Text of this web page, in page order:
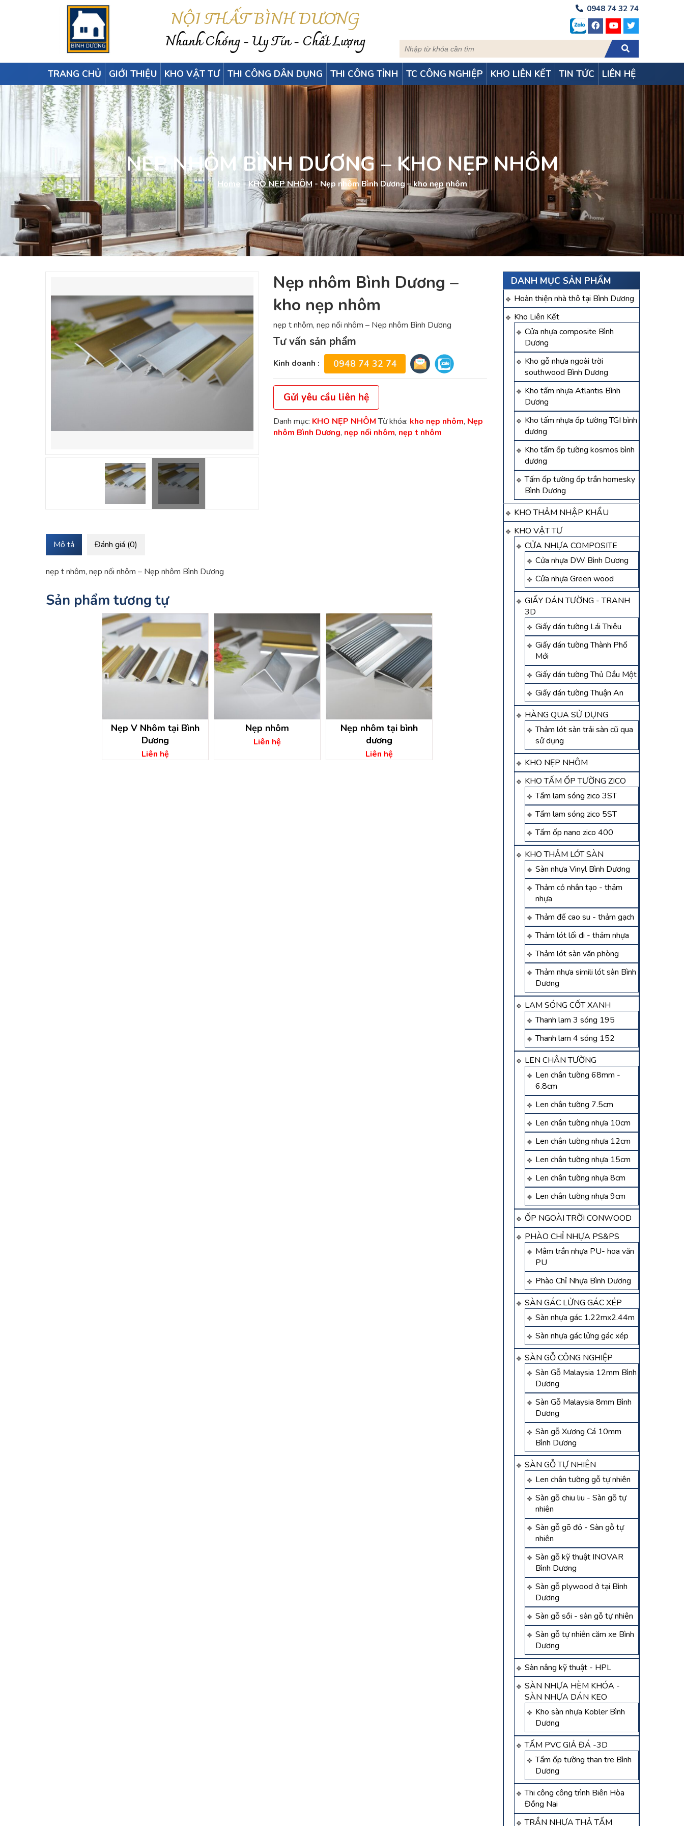
NỘI THẤT BÌNH DƯƠNG
Nhanh Chóng - Uy Tín - Chất Lượng
0948 74 32 74
TRANG CHỦ GIỚI THIỆU KHO VẬT TƯ THI CÔNG DÂN DỤNG THI CÔNG TỈNH TC CÔNG NGHIỆP KHO LIÊN KẾT TIN TỨC LIÊN HỆ
NẸP NHÔM BÌNH DƯƠNG – KHO NẸP NHÔM
Home-KHO NẸP NHÔM- Nẹp nhôm Bình Dương – kho nẹp nhôm
DANH MỤC SẢN PHẨM
Hoàn thiện nhà thô tại Bình Dương
Kho Liên Kết
Cửa nhựa composite Bình
Dương
Kho gỗ nhựa ngoài trời
southwood Bình Dương
Kho tấm nhựa Atlantis Bình
Dương
Kho tấm nhựa ốp tường TGI bình
dương
Kho tấm ốp tường kosmos bình
dương
Tấm ốp tường ốp trần homesky
Bình Dương
KHO THẢM NHẬP KHẨU
KHO VẬT TƯ
CỬA NHỰA COMPOSITE
Cửa nhựa DW Bình Dương
Cửa nhựa Green wood
GIẤY DÁN TƯỜNG - TRANH
3D
Giấy dán tường Lái Thiêu
Giấy dán tường Thành Phố
Mới
Giấy dán tường Thủ Dầu Một
Giấy dán tường Thuận An
HÀNG QUA SỬ DỤNG
Thảm lót sàn trải sàn cũ qua
sử dụng
KHO NẸP NHÔM
KHO TẤM ỐP TƯỜNG ZICO
Tấm lam sóng zico 3ST
Tấm lam sóng zico 5ST
Tấm ốp nano zico 400
KHO THẢM LÓT SÀN
Sàn nhựa Vinyl Bình Dương
Thảm cỏ nhân tạo - thảm
nhựa
Thảm đế cao su - thảm gạch
Thảm lót lối đi - thảm nhựa
Thảm lót sàn văn phòng
Thảm nhựa simili lót sàn Bình
Dương
LAM SÓNG CỐT XANH
Thanh lam 3 sóng 195
Thanh lam 4 sóng 152
LEN CHÂN TƯỜNG
Len chân tường 68mm -
6.8cm
Len chân tường 7.5cm
Len chân tường nhựa 10cm
Len chân tường nhựa 12cm
Len chân tường nhựa 15cm
Len chân tường nhựa 8cm
Len chân tường nhựa 9cm
ỐP NGOÀI TRỜI CONWOOD
PHÀO CHỈ NHỰA PS&PS
Mâm trần nhựa PU- hoa văn
PU
Phào Chỉ Nhựa Bình Dương
SÀN GÁC LỬNG GÁC XÉP
Sàn nhựa gác 1.22mx2.44m
Sàn nhựa gác lửng gác xép
SÀN GỖ CÔNG NGHIỆP
Sàn Gỗ Malaysia 12mm Bình
Dương
Sàn Gỗ Malaysia 8mm Bình
Dương
Sàn gỗ Xương Cá 10mm
Bình Dương
SÀN GỖ TỰ NHIÊN
Len chân tường gỗ tự nhiên
Sàn gỗ chiu liu - Sàn gỗ tự
nhiên
Sàn gỗ gõ đỏ - Sàn gỗ tự
nhiên
Sàn gỗ kỹ thuật INOVAR
Bình Dương
Sàn gỗ plywood ở tại Bình
Dương
Sàn gỗ sồi - sàn gỗ tự nhiên
Sàn gỗ tự nhiên căm xe Bình
Dương
Sàn nâng kỹ thuật - HPL
SÀN NHỰA HÈM KHÓA -
SÀN NHỰA DÁN KEO
Kho sàn nhựa Kobler Bình
Dương
TẤM PVC GIẢ ĐÁ -3D
Tấm ốp tường than tre Bình
Dương
Thi công công trình Biên Hòa
Đồng Nai
TRẦN NHỰA THẢ TẤM
Nẹp nhôm Bình Dương –
kho nẹp nhôm
nẹp t nhôm, nẹp nối nhôm – Nẹp nhôm Bình Dương
Tư vấn sản phẩm
Kinh doanh : 0948 74 32 74
Gửi yêu cầu liên hệ
Danh mục: KHO NẸP NHÔM Từ khóa: kho nẹp nhôm, Nẹp
nhôm Bình Dương, nẹp nối nhôm, nẹp t nhôm
Mô tả Đánh giá (0)
nẹp t nhôm, nẹp nối nhôm – Nẹp nhôm Bình Dương
Sản phẩm tương tự
Nẹp V Nhôm tại Bình
Dương
Liên hệ
Nẹp nhôm
Liên hệ
Nẹp nhôm tại bình
dương
Liên hệ